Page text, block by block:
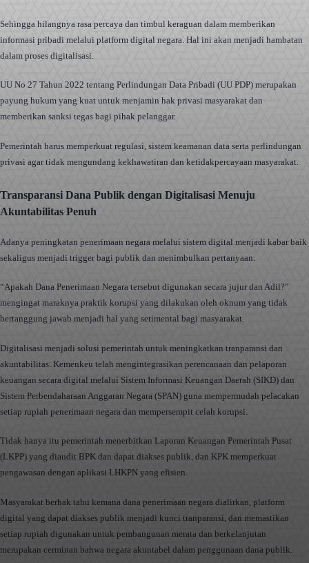
Sehingga hilangnya rasa percaya dan timbul keraguan dalam memberikan
informasi pribadi melalui platform digital negara. Hal ini akan menjadi hambatan
dalam proses digitalisasi.
UU No 27 Tahun 2022 tentang Perlindungan Data Pribadi (UU PDP) merupakan
payung hukum yang kuat untuk menjamin hak privasi masyarakat dan
memberikan sanksi tegas bagi pihak pelanggar.
Pemerintah harus memperkuat regulasi, sistem keamanan data serta perlindungan
privasi agar tidak mengundang kekhawatiran dan ketidakpercayaan masyarakat.
Transparansi Dana Publik dengan Digitalisasi Menuju
Akuntabilitas Penuh
Adanya peningkatan penerimaan negara melalui sistem digital menjadi kabar baik
sekaligus menjadi trigger bagi publik dan menimbulkan pertanyaan.
“Apakah Dana Penerimaan Negara tersebut digunakan secara jujur dan Adil?”
mengingat maraknya praktik korupsi yang dilakukan oleh oknum yang tidak
bertanggung jawab menjadi hal yang setimental bagi masyarakat.
Digitalisasi menjadi solusi pemerintah untuk meningkatkan tranparansi dan
akuntabilitas. Kemenkeu telah mengintegrasikan perencanaan dan pelaporan
keuangan secara digital melalui Sistem Informasi Keuangan Daerah (SIKD) dan
Sistem Perbendaharaan Anggaran Negara (SPAN) guna mempermudah pelacakan
setiap rupiah penerimaan negara dan mempersempit celah korupsi.
Tidak hanya itu pemerintah menerbitkan Laporan Keuangan Pemerintah Pusat
(LKPP) yang diaudit BPK dan dapat diakses publik, dan KPK memperkuat
pengawasan dengan aplikasi LHKPN yang efisien.
Masyarakat berhak tahu kemana dana penerimaan negara dialirkan, platform
digital yang dapat diakses publik menjadi kunci tranparansi, dan memastikan
setiap rupiah digunakan untuk pembangunan merata dan berkelanjutan
merupakan cerminan bahwa negara akuntabel dalam penggunaan dana publik.